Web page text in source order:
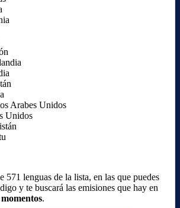
Arabes Unidos
Unidos
571 lenguas de la lista, en las que puedes
y te buscará las emisiones que hay en
momentos.